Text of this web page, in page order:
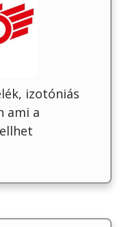
izotóniás
ami a